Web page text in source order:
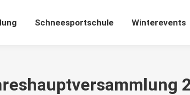
Schneesportschule Winterevents